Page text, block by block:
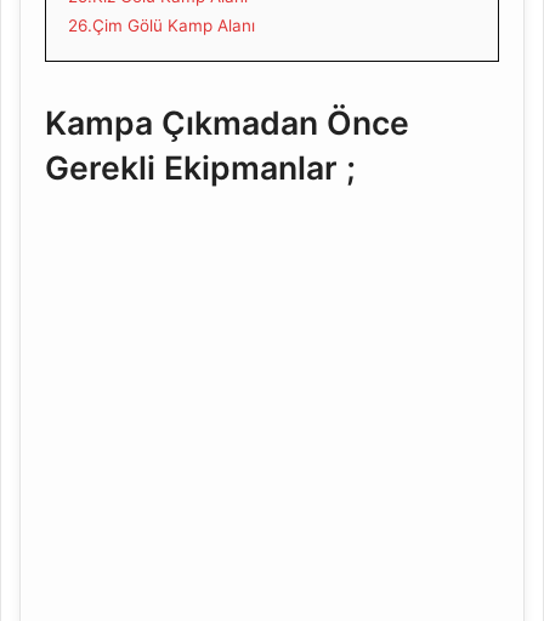
26.Çim Gölü Kamp Alanı
Kampa Çıkmadan Önce
Gerekli Ekipmanlar ;